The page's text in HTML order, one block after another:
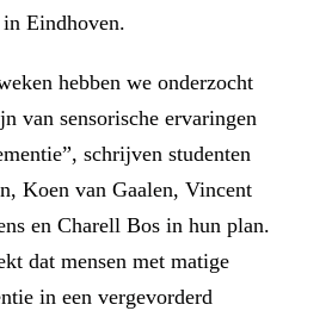
Eindhoven.
hebben we onderzocht
van sensorische ervaringen
schrijven studenten
Koen van Gaalen, Vincent
en Charell Bos in hun plan.
dat mensen met matige
in een vergevorderd